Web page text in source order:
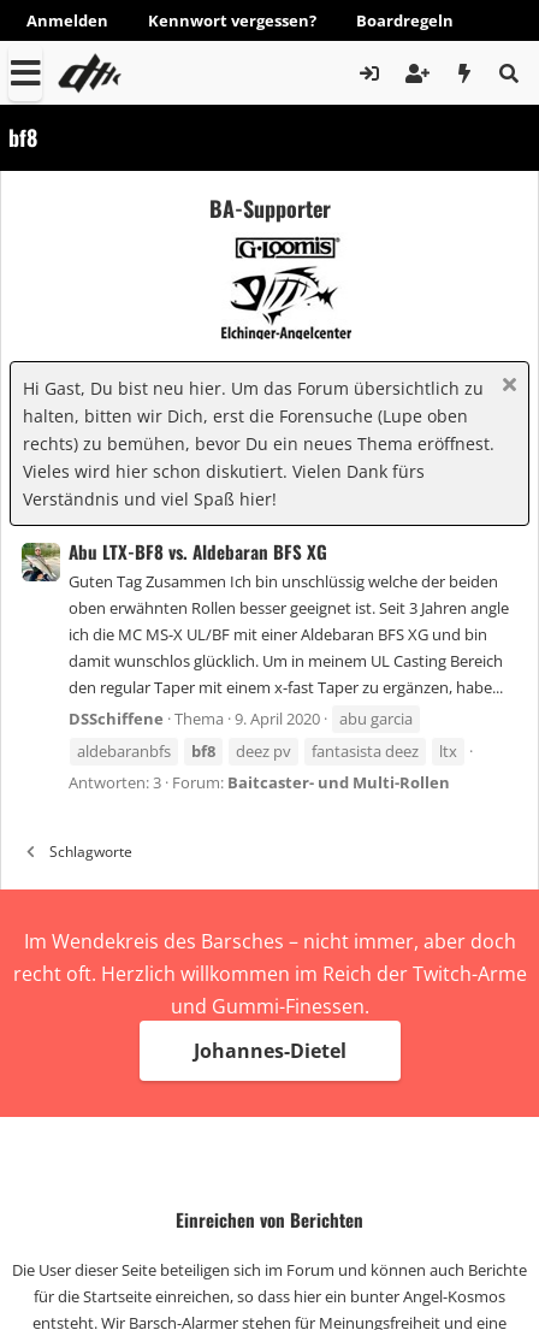
Anmelden Kennwort vergessen? Boardregeln
bf8
BA-Supporter
Hi Gast, Du bist neu hier. Um das Forum übersichtlich zu
halten, bitten wir Dich, erst die Forensuche (Lupe oben
rechts) zu bemühen, bevor Du ein neues Thema eröffnest.
Vieles wird hier schon diskutiert. Vielen Dank fürs
Verständnis und viel Spaß hier!
Abu LTX-BF8 vs. Aldebaran BFS XG
Guten Tag Zusammen Ich bin unschlüssig welche der beiden
oben erwähnten Rollen besser geeignet ist. Seit 3 Jahren angle
ich die MC MS-X UL/BF mit einer Aldebaran BFS XG und bin
damit wunschlos glücklich. Um in meinem UL Casting Bereich
den regular Taper mit einem x-fast Taper zu ergänzen, habe...
DSSchiffene Thema 9. April 2020
abu garcia
aldebaranbfs
bf8 deez pv fantasista deez
ltx
Antworten: 3 Forum: Baitcaster- und Multi-Rollen
Schlagworte
Im Wendekreis des Barsches – nicht immer, aber doch
recht oft. Herzlich willkommen im Reich der Twitch-Arme
und Gummi-Finessen.
Johannes-Dietel
Einreichen von Berichten
Die User dieser Seite beteiligen sich im Forum und können auch Berichte
für die Startseite einreichen, so dass hier ein bunter Angel-Kosmos
entsteht. Wir Barsch-Alarmer stehen für Meinungsfreiheit und eine